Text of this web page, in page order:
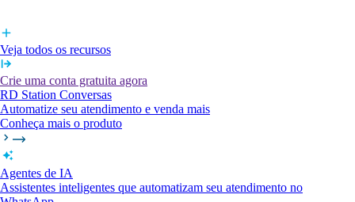
Veja todos os recursos
Crie uma conta gratuita agora
RD Station Conversas
Automatize seu atendimento e venda mais
Conheça mais o produto
Agentes de IA
Assistentes inteligentes que automatizam seu atendimento no